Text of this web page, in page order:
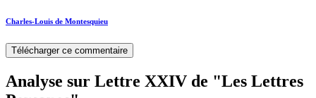
Charles-Louis de Montesquieu
Télécharger ce commentaire
Analyse sur Lettre XXIV de "Les Lettres